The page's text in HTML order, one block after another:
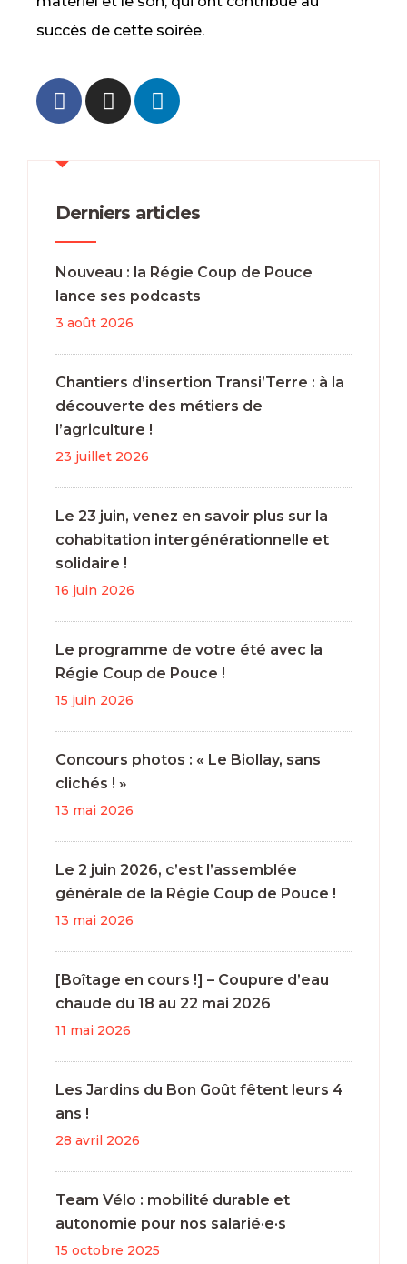
succès de cette soirée.
Derniers articles
Nouveau : la Régie Coup de Pouce
lance ses podcasts
3 août 2026
Chantiers d’insertion Transi’Terre : à la
découverte des métiers de
l’agriculture !
23 juillet 2026
Le 23 juin, venez en savoir plus sur la
cohabitation intergénérationnelle et
solidaire !
16 juin 2026
Le programme de votre été avec la
Régie Coup de Pouce !
15 juin 2026
Concours photos : « Le Biollay, sans
clichés ! »
13 mai 2026
Le 2 juin 2026, c’est l’assemblée
générale de la Régie Coup de Pouce !
13 mai 2026
[Boîtage en cours !] – Coupure d’eau
chaude du 18 au 22 mai 2026
11 mai 2026
Les Jardins du Bon Goût fêtent leurs 4
ans !
28 avril 2026
Team Vélo : mobilité durable et
autonomie pour nos salarié·e·s
15 octobre 2025